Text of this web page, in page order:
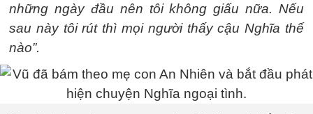
những ngày đầu nên tôi không giấu nữa. Nếu
sau này tôi rút thì mọi người thấy cậu Nghĩa thế
nào”.